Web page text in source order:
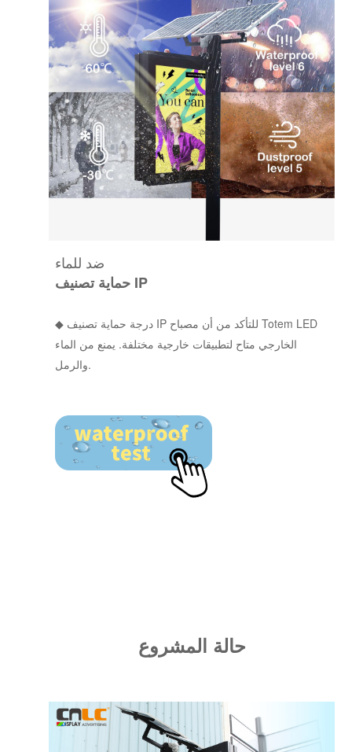
ضد للماء
حماية تصنيف IP
◆ درجة حماية تصنيف IP للتأكد من أن مصباح Totem LED
الخارجي متاح لتطبيقات خارجية مختلفة. يمنع من الماء
والرمل.
حالة المشروع